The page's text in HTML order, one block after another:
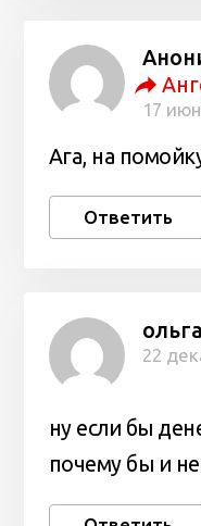
17
Ага, на
Ответить
ольга
22
ну если бы
почему бы и